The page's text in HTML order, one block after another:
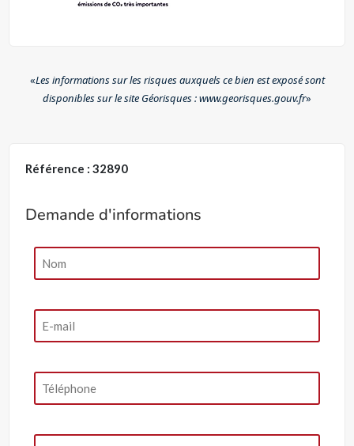
«Les informations sur les risques auxquels ce bien est exposé sont
disponibles sur le site Géorisques : www.georisques.gouv.fr»
Référence : 32890
Demande d'informations